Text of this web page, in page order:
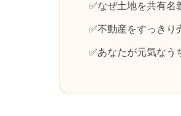
なぜ土地を共有名
不動産をすっきり
あなたが元気なう